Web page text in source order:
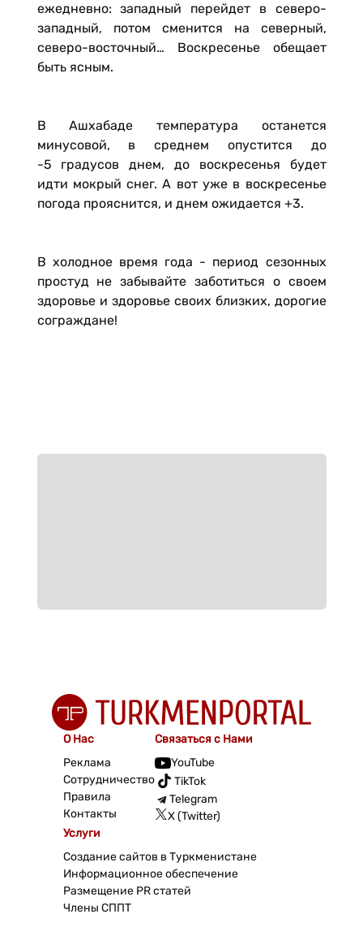
ежедневно: западный перейдет в северо-
западный, потом сменится на северный,
северо-восточный… Воскресенье обещает
быть ясным.
В Ашхабаде температура останется
минусовой, в среднем опустится до
-5 градусов днем, до воскресенья будет
идти мокрый снег. А вот уже в воскресенье
погода прояснится, и днем ожидается +3.
В холодное время года - период сезонных
простуд не забывайте заботиться о своем
здоровье и здоровье своих близких, дорогие
сограждане!
О Нас
Реклама
Сотрудничество
Правила
Контакты
Связаться с Нами
YouTube
TikTok
Telegram
X (Twitter)
Услуги
Создание сайтов в Туркменистане
Информационное обеспечение
Размещение PR статей
Члены СППТ